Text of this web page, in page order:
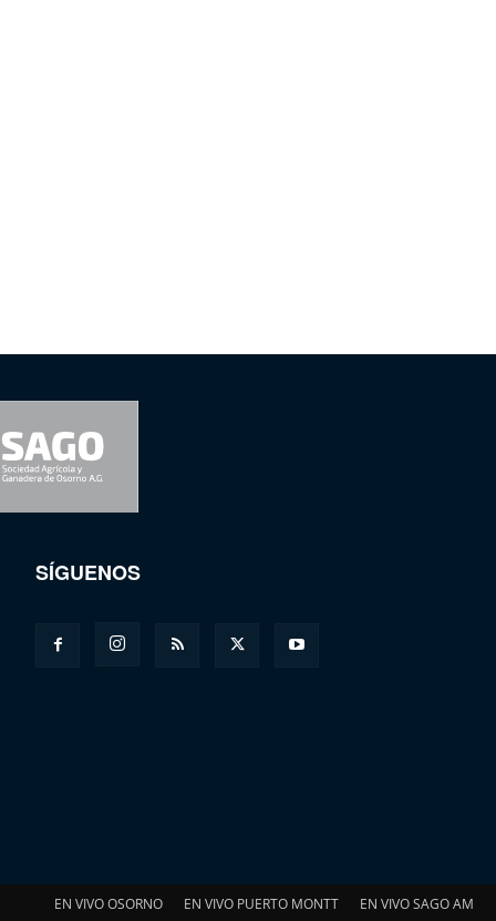
SÍGUENOS
EN VIVO OSORNO EN VIVO PUERTO MONTT EN VIVO SAGO AM